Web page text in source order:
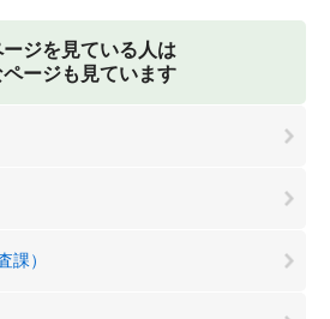
ージを見ている人は
ページも見ています
課）